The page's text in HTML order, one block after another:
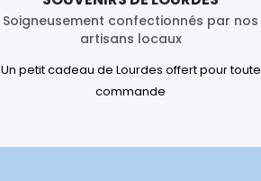
Soigneusement confectionnés par nos
artisans locaux
Un petit cadeau de Lourdes offert pour toute
commande